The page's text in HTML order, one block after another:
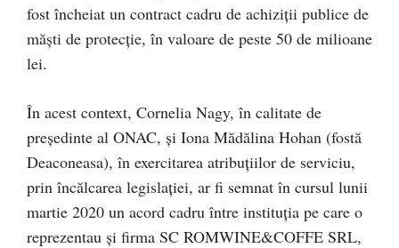
fost încheiat un contract cadru de achiziţii publice de
măşti de protecţie, în valoare de peste 50 de milioane
lei.
În acest context, Cornelia Nagy, în calitate de
preşedinte al ONAC, şi Iona Mădălina Hohan (fostă
Deaconeasa), în exercitarea atribuţiilor de serviciu,
prin încălcarea legislaţiei, ar fi semnat în cursul lunii
martie 2020 un acord cadru între instituţia pe care o
reprezentau şi firma SC ROMWINE&COFFE SRL,